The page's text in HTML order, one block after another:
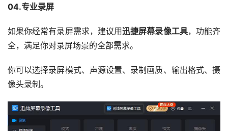
04.专业录屏
如果你经常有录屏需求，建议用迅捷屏幕录像工具，功能齐
全，满足你对录屏场景的全部需求。
你可以选择录屏模式、声源设置、录制画质、输出格式、摄
像头录制。